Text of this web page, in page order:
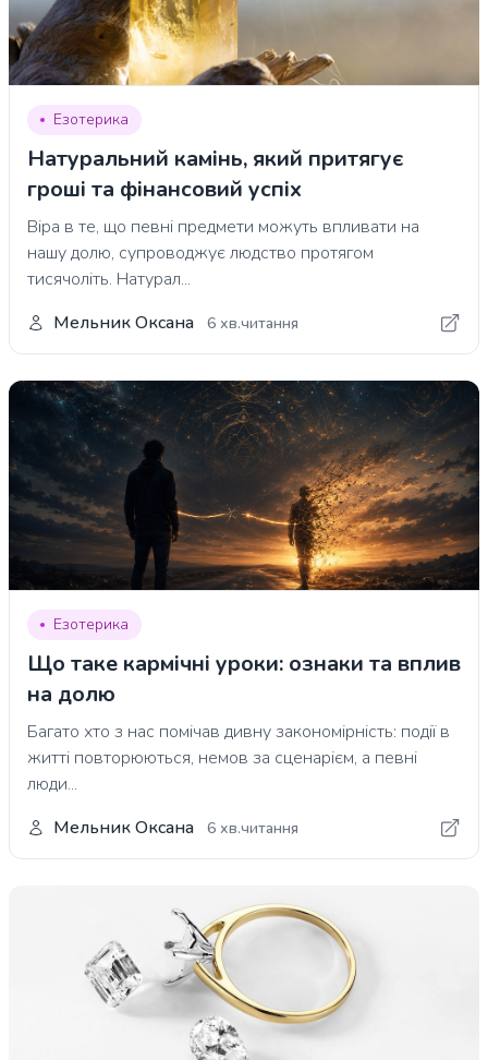
Езотерика
Натуральний камінь, який притягує
гроші та фінансовий успіх
Віра в те, що певні предмети можуть впливати на
нашу долю, супроводжує людство протягом
тисячоліть. Натурал...
Мельник Оксана
6 хв.читання
Езотерика
Що таке кармічні уроки: ознаки та вплив
на долю
Багато хто з нас помічав дивну закономірність: події в
житті повторюються, немов за сценарієм, а певні
люди...
Мельник Оксана
6 хв.читання